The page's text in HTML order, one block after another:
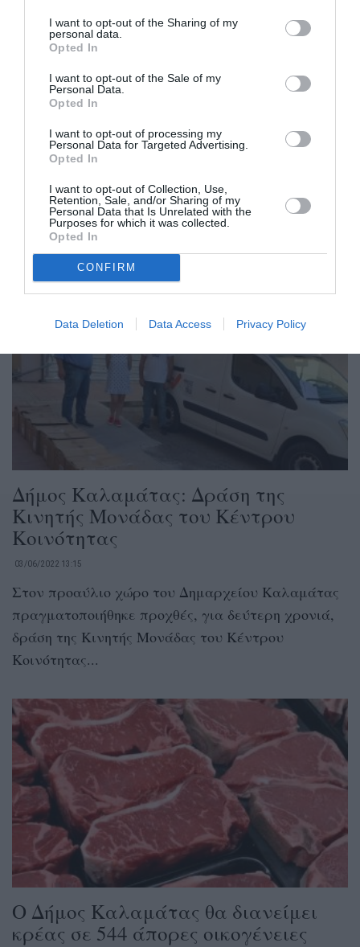
I want to opt-out of the Sharing of my
personal data.
Opted In
I want to opt-out of the Sale of my
Personal Data.
Opted In
I want to opt-out of processing my
Personal Data for Targeted Advertising.
Opted In
I want to opt-out of Collection, Use,
Retention, Sale, and/or Sharing of my
Personal Data that Is Unrelated with the
Purposes for which it was collected.
Opted In
CONFIRM
Data Deletion Data Access Privacy Policy
Εικόνες που προκαλούν ντροπή
Και μετά μιλούν στο Δήμο Καλαμάτας για
προσβασιμότητα… Αγανακτισμένη επικοινώνησε
με το «Θάρρος» μια μητέρα, η οποία χθες...
Δήμος Καλαμάτας: Δράση της
Κινητής Μονάδας του Κέντρου
Κοινότητας
03/06/2022 13:15
Στον προαύλιο χώρο του Δημαρχείου Καλαμάτας
πραγματοποιήθηκε προχθές, για δεύτερη χρονιά,
δράση της Κινητής Μονάδας του Κέντρου
Κοινότητας...
Ο Δήμος Καλαμάτας θα διανείμει
κρέας σε 544 άπορες οικογένειες